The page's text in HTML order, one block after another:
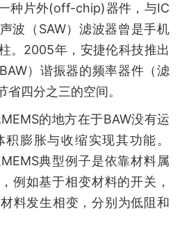
种片外(off-chip)器件，与IC
波（SAW）滤波器曾是手机
。2005年，安捷伦科技推出
）谐振器的频率器件（滤
四分之三的空间。
的地方在于BAW没有运
膨胀与收缩实现其功能。
典型例子是依靠材料属
例如基于相变材料的开关，
料发生相变，分别为低阻和